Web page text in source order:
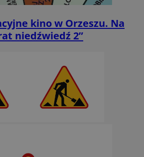
kino w Orzeszu. Na
niedźwiedź 2”